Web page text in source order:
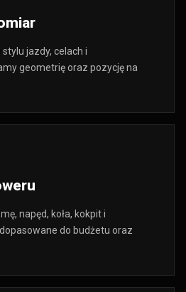
jazdy, celach i
geometrię oraz pozycję na
napęd, koła, kokpit i
do budżetu oraz